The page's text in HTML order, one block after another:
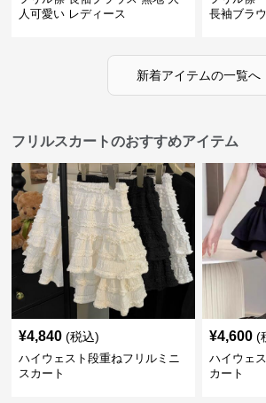
人可愛い レディース
長袖ブラ
新着アイテムの一覧へ
フリルスカートのおすすめアイテム
¥4,840 (税込)
ハイウェスト段重ねフリルミニ
スカート
¥4,600 (
ハイウェ
カート